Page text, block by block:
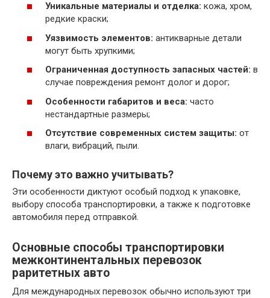
Уникальные материалы и отделка: кожа, хром,
редкие краски;
Уязвимость элементов: антикварные детали
могут быть хрупкими;
Ограниченная доступность запасных частей: в
случае повреждения ремонт долог и дорог;
Особенности габаритов и веса: часто
нестандартные размеры;
Отсутствие современных систем защиты: от
влаги, вибраций, пыли.
Почему это важно учитывать?
Эти особенности диктуют особый подход к упаковке,
выбору способа транспортировки, а также к подготовке
автомобиля перед отправкой.
Основные способы транспортировки
межконтинентальных перевозок
раритетных авто
Для международных перевозок обычно используют три